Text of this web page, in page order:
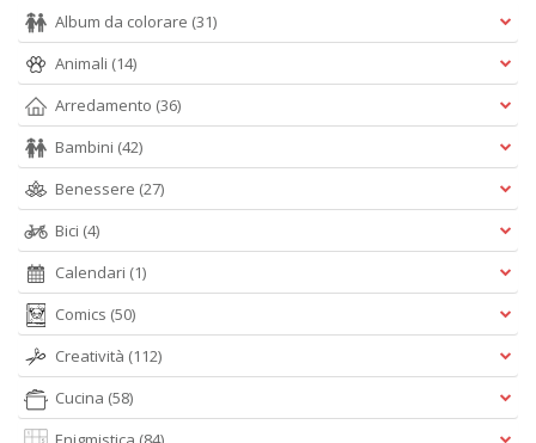
Album da colorare (31)
Animali (14)
Arredamento (36)
Bambini (42)
Benessere (27)
Bici (4)
Calendari (1)
Comics (50)
Creatività (112)
Cucina (58)